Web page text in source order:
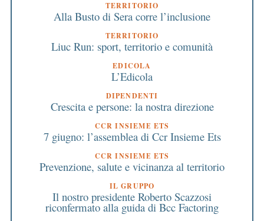
TERRITORIO
Alla Busto di Sera corre l’inclusione
TERRITORIO
Liuc Run: sport, territorio e comunità
EDICOLA
L’Edicola
DIPENDENTI
Crescita e persone: la nostra direzione
CCR INSIEME ETS
7 giugno: l’assemblea di Ccr Insieme Ets
CCR INSIEME ETS
Prevenzione, salute e vicinanza al territorio
IL GRUPPO
Il nostro presidente Roberto Scazzosi
riconfermato alla guida di Bcc Factoring